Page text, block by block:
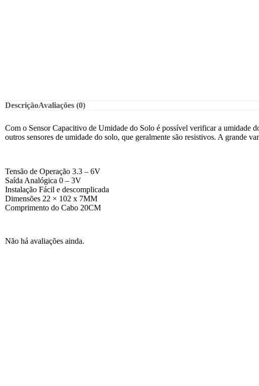
DescriçãoAvaliações (0)
Com o Sensor Capacitivo de Umidade do Solo é possível verificar a umidade
outros sensores de umidade do solo, que geralmente são resistivos. A grande
Tensão de Operação 3.3 – 6V
Saída Analógica 0 – 3V
Instalação Fácil e descomplicada
Dimensões 22 × 102 x 7MM
Comprimento do Cabo 20CM
Não há avaliações ainda.